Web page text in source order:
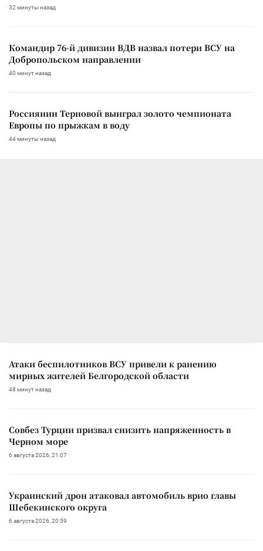
32 минуты назад
Командир 76-й дивизии ВДВ назвал потери ВСУ на
Добропольском направлении
40 минут назад
Россиянин Терновой выиграл золото чемпионата
Европы по прыжкам в воду
44 минуты назад
Атаки беспилотников ВСУ привели к ранению
мирных жителей Белгородской области
48 минут назад
Совбез Турции призвал снизить напряженность в
Черном море
6 августа 2026, 21:07
Украинский дрон атаковал автомобиль врио главы
Шебекинского округа
6 августа 2026, 20:59